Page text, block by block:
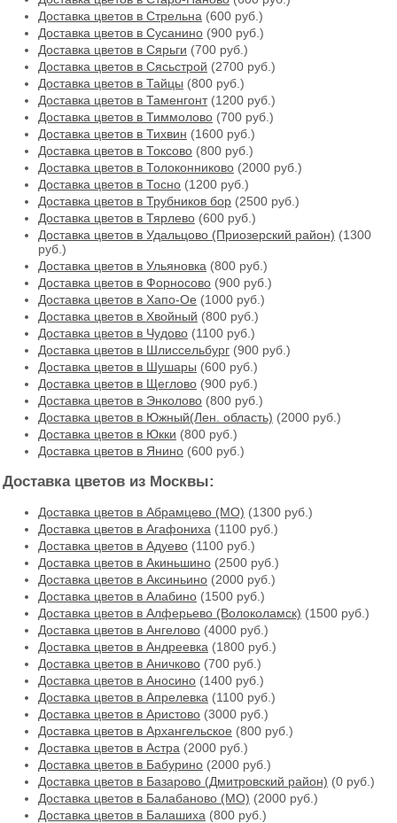
Доставка цветов в Стрельна (600 руб.)
Доставка цветов в Сусанино (900 руб.)
Доставка цветов в Сярьги (700 руб.)
Доставка цветов в Сясьстрой (2700 руб.)
Доставка цветов в Тайцы (800 руб.)
Доставка цветов в Таменгонт(1200 руб.)
Доставка цветов в Тиммолово (700 руб.)
Доставка цветов в Тихвин (1600 руб.)
Доставка цветов в Токсово (800 руб.)
Доставка цветов в Толоконниково (2000 руб.)
Доставка цветов в Тосно (1200 руб.)
Доставка цветов в Трубников бор (2500 руб.)
Доставка цветов в Тярлево (600 руб.)
Доставка цветов в Удальцово (Приозерский район) (1300
руб.)
Доставка цветов в Ульяновка (800 руб.)
Доставка цветов в Форносово (900 руб.)
Доставка цветов в Хапо-Ое (1000 руб.)
Доставка цветов в Хвойный (800 руб.)
Доставка цветов в Чудово (1100 руб.)
Доставка цветов в Шлиссельбург (900 руб.)
Доставка цветов в Шушары (600 руб.)
Доставка цветов в Щеглово (900 руб.)
Доставка цветов в Энколово (800 руб.)
Доставка цветов в Южный(Лен. область) (2000 руб.)
Доставка цветов в Юкки (800 руб.)
Доставка цветов в Янино (600 руб.)
Доставка цветов из Москвы:
Доставка цветов в Абрамцево (МО) (1300 руб.)
Доставка цветов в Агафониха (1100 руб.)
Доставка цветов в Адуево (1100 руб.)
Доставка цветов в Акиньшино (2500 руб.)
Доставка цветов в Аксиньино (2000 руб.)
Доставка цветов в Алабино (1500 руб.)
Доставка цветов в Алферьево (Волоколамск) (1500 руб.)
Доставка цветов в Ангелово (4000 руб.)
Доставка цветов в Андреевка (1800 руб.)
Доставка цветов в Аничково (700 руб.)
Доставка цветов в Аносино (1400 руб.)
Доставка цветов в Апрелевка (1100 руб.)
Доставка цветов в Аристово (3000 руб.)
Доставка цветов в Архангельское (800 руб.)
Доставка цветов в Астра (2000 руб.)
Доставка цветов в Бабурино (2000 руб.)
Доставка цветов в Базарово (Дмитровский район) (0 руб.)
Доставка цветов в Балабаново (МО) (2000 руб.)
Доставка цветов в Балашиха (800 руб.)